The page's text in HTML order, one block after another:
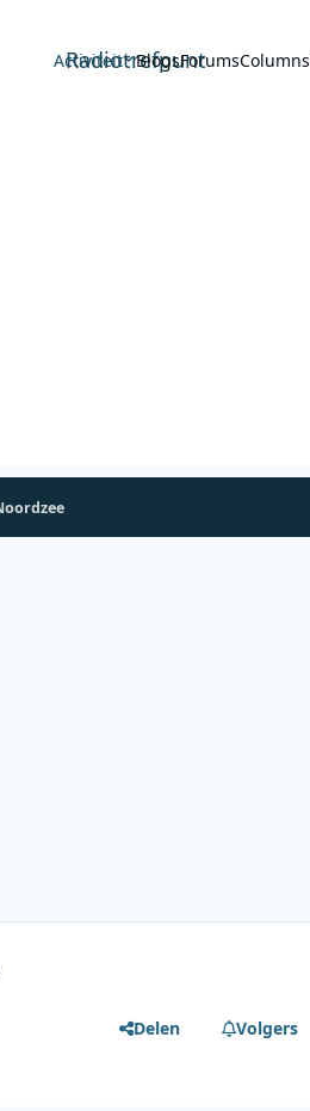
Radiotrefpunt
Activiteit BlogsForumsColumns
Delen Volgers